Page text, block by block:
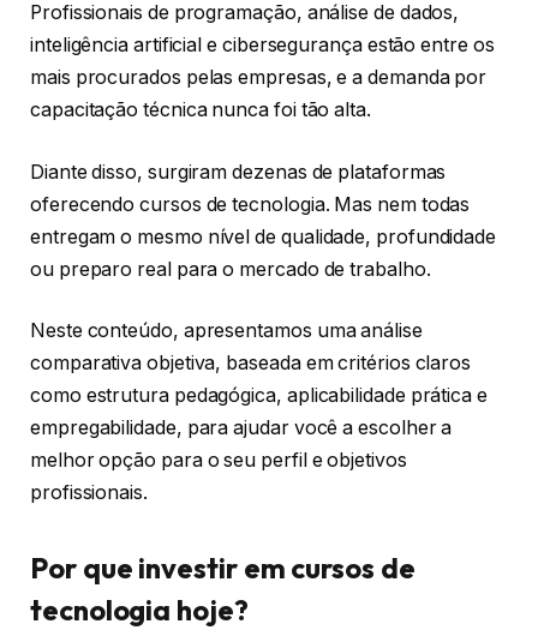
Profissionais de programação, análise de dados,
inteligência artificial e cibersegurança estão entre os
mais procurados pelas empresas, e a demanda por
capacitação técnica nunca foi tão alta.
Diante disso, surgiram dezenas de plataformas
oferecendo cursos de tecnologia. Mas nem todas
entregam o mesmo nível de qualidade, profundidade
ou preparo real para o mercado de trabalho.
Neste conteúdo, apresentamos uma análise
comparativa objetiva, baseada em critérios claros
como estrutura pedagógica, aplicabilidade prática e
empregabilidade, para ajudar você a escolher a
melhor opção para o seu perfil e objetivos
profissionais.
Por que investir em cursos de
tecnologia hoje?